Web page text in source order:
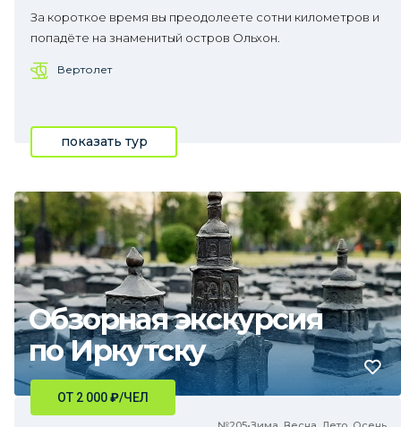
За короткое время вы преодолеете сотни километров и
попадёте на знаменитый остров Ольхон.
Вертолет
показать тур
Обзорная экскурсия
по Иркутску
ОТ 2 000₽/ЧЕЛ